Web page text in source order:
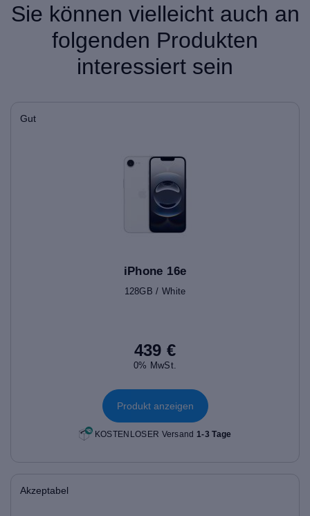
Sie können vielleicht auch an
folgenden Produkten
interessiert sein
Gut
iPhone 16e
128GB / White
439 €
0% MwSt.
Produkt anzeigen
KOSTENLOSER Versand1-3 Tage
Akzeptabel